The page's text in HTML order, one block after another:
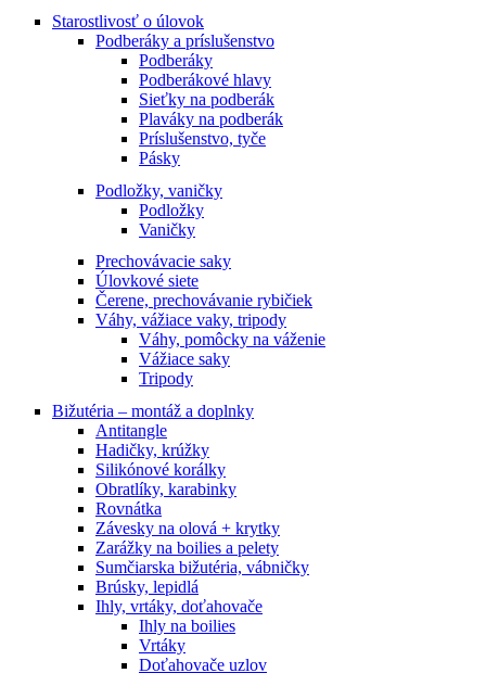
Starostlivosť o úlovok
Podberáky a príslušenstvo
Podberáky
Podberákové hlavy
Sieťky na podberák
Plaváky na podberák
Príslušenstvo, tyče
Pásky
Podložky, vaničky
Podložky
Vaničky
Prechovávacie saky
Úlovkové siete
Čerene, prechovávanie rybičiek
Váhy, vážiace vaky, tripody
Váhy, pomôcky na váženie
Vážiace saky
Tripody
Bižutéria – montáž a doplnky
Antitangle
Hadičky, krúžky
Silikónové korálky
Obratlíky, karabinky
Rovnátka
Závesky na olová + krytky
Zarážky na boilies a pelety
Sumčiarska bižutéria, vábničky
Brúsky, lepidlá
Ihly, vrtáky, doťahovače
Ihly na boilies
Vrtáky
Doťahovače uzlov